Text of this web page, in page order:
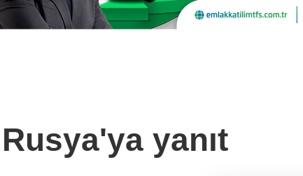
yanıt